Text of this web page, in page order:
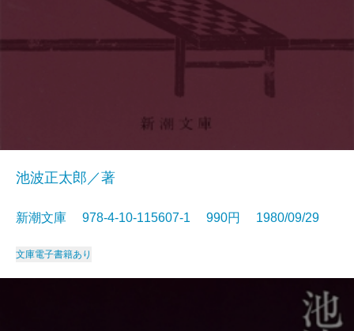
池波正太郎／著
新潮文庫 978-4-10-115607-1 990円 1980/09/29
文庫電子書籍あり